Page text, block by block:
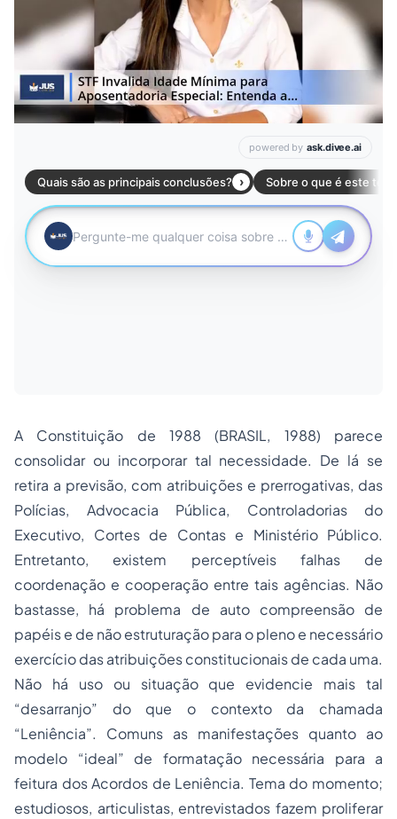
A Constituição de 1988 (BRASIL, 1988) parece
consolidar ou incorporar tal necessidade. De lá se
retira a previsão, com atribuições e prerrogativas, das
Polícias, Advocacia Pública, Controladorias do
Executivo, Cortes de Contas e Ministério Público.
Entretanto, existem perceptíveis falhas de
coordenação e cooperação entre tais agências. Não
bastasse, há problema de auto compreensão de
papéis e de não estruturação para o pleno e necessário
exercício das atribuições constitucionais de cada uma.
Não há uso ou situação que evidencie mais tal
“desarranjo” do que o contexto da chamada
“Leniência”. Comuns as manifestações quanto ao
modelo “ideal” de formatação necessária para a
feitura dos Acordos de Leniência. Tema do momento;
estudiosos, articulistas, entrevistados fazem proliferar